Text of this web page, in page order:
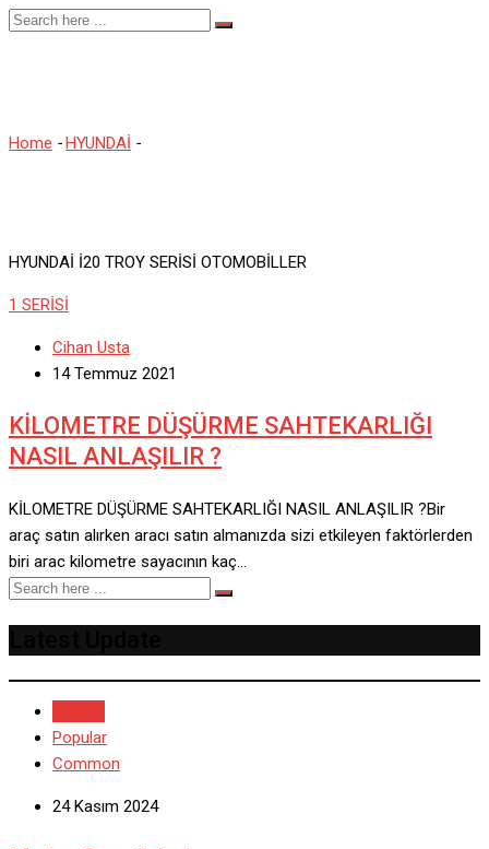
Home -HYUNDAİ -
HYUNDAİ İ20 TROY SERİSİ OTOMOBİLLER
1 SERİSİ
Cihan Usta
14 Temmuz 2021
KİLOMETRE DÜŞÜRME SAHTEKARLIĞI
NASIL ANLAŞILIR ?
KİLOMETRE DÜŞÜRME SAHTEKARLIĞI NASIL ANLAŞILIR ?Bir
araç satın alırken aracı satın almanızda sizi etkileyen faktörlerden
biri arac kilometre sayacının kaç…
Popular
Common
24 Kasım 2024